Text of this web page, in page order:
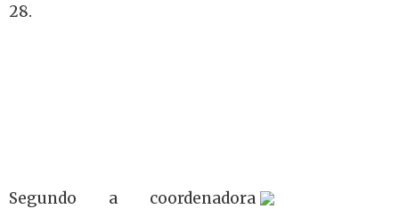
28.
Segundo a coordenadora